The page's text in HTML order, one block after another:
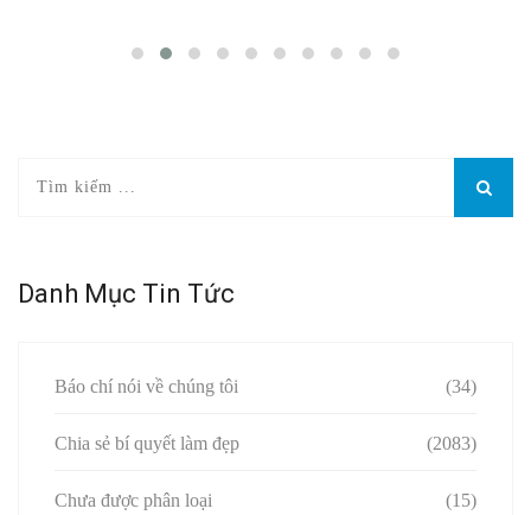
Danh Mục Tin Tức
Báo chí nói về chúng tôi (34)
Chia sẻ bí quyết làm đẹp (2083)
Chưa được phân loại (15)